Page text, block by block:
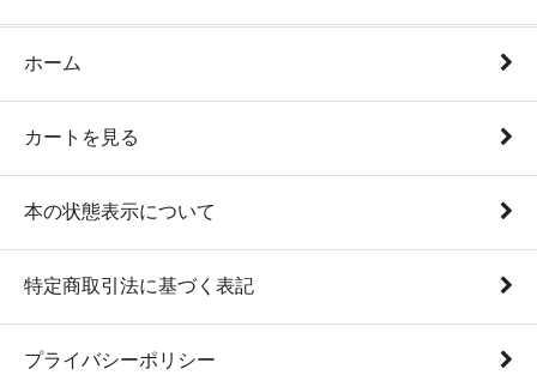
ホーム
カートを見る
本の状態表示について
特定商取引法に基づく表記
プライバシーポリシー